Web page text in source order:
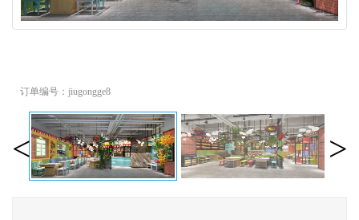
< >
订单编号：jiugongge8